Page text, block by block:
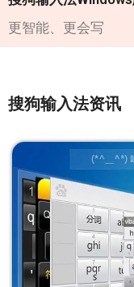
更智能、更会写
搜狗输入法资讯